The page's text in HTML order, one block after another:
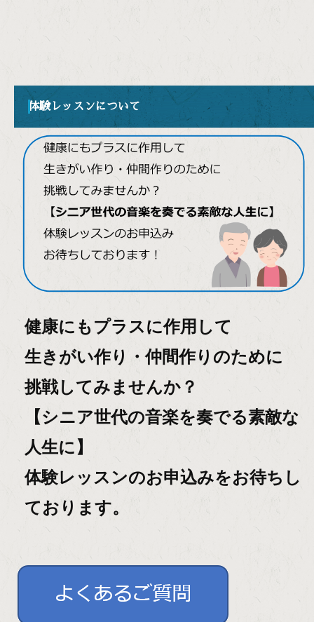
体験レッスンについて
健康にもプラスに作用して
生きがい作り・仲間作りのために
挑戦してみませんか？
【シニア世代の音楽を奏でる素敵な
人生に】
体験レッスンのお申込みをお待ちし
ております。